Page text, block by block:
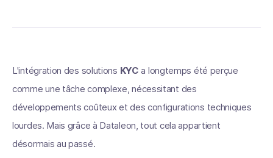
L'intégration des solutions KYC a longtemps été perçue
comme une tâche complexe, nécessitant des
développements coûteux et des configurations techniques
lourdes. Mais grâce à Dataleon, tout cela appartient
désormais au passé.